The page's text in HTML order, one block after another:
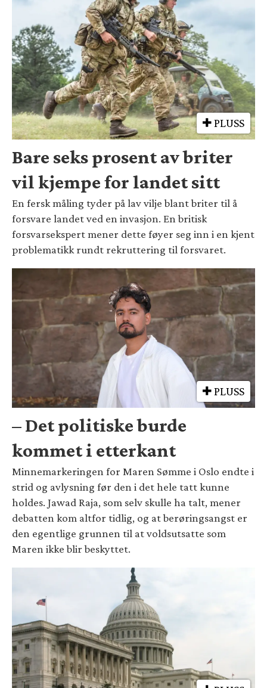
PLUSS
Bare seks prosent av briter
vil kjempe for landet sitt
En fersk måling tyder på lav vilje blant briter til å
forsvare landet ved en invasjon. En britisk
forsvarsekspert mener dette føyer seg inn i en kjent
problematikk rundt rekruttering til forsvaret.
PLUSS
– Det politiske burde
kommet i etterkant
Minnemarkeringen for Maren Sømme i Oslo endte i
strid og avlysning før den i det hele tatt kunne
holdes. Jawad Raja, som selv skulle ha talt, mener
debatten kom altfor tidlig, og at berøringsangst er
den egentlige grunnen til at voldsutsatte som
Maren ikke blir beskyttet.